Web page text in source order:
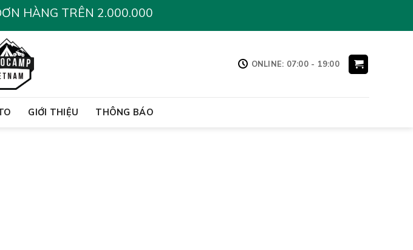
HÀNG TRÊN 2.000.000
ONLINE: 07:00 - 19:00
GIỚI THIỆU THÔNG BÁO